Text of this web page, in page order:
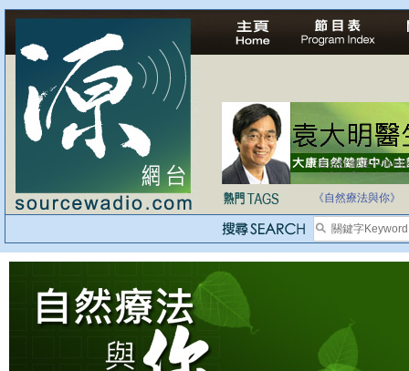
法治社會並不等同
自家教育合法化-
《自然療法與你》